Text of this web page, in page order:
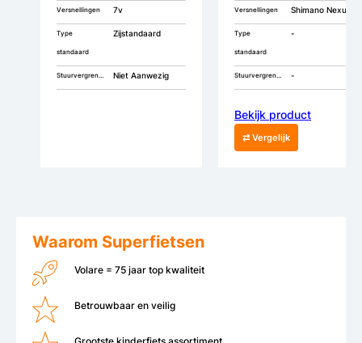
Versnellingen 7v
Type
standaard
Zijstandaard
Niet Aanwezig
Versnellingen Shimano Nexus 3
Type
standaard
-
-
Bekijk product
⇄ Vergelijk
Waarom Superfietsen
Volare = 75 jaar top kwaliteit
Betrouwbaar en veilig